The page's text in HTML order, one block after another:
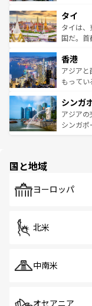
リティに
覧を参照
急速な発
ーチミン
醸し出
とつ。フ
ひ現地
が旅行
参照して
タイ
タイは、
国だ。
の活気が
帯で自
いビー
激する。
が待っ
た文化
香港
アジア
もって
み、どこ
ており
うな絶
シンガ
アジア
シンガ
で、ホー
国と地域
ヨーロッパ
北米
中南米
オセアニア